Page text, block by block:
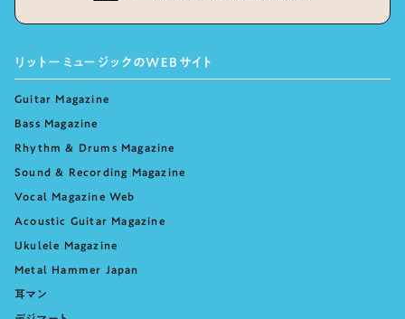
リットーミュージックのWEBサイト
Guitar Magazine
Bass Magazine
Rhythm & Drums Magazine
Sound & Recording Magazine
Vocal Magazine Web
Acoustic Guitar Magazine
Ukulele Magazine
Metal Hammer Japan
耳マン